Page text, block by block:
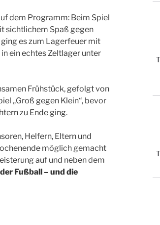
dem Programm: Beim Spiel
sichtlichem Spaß gegen
ging es zum Lagerfeuer mit
ein echtes Zeltlager unter
Frühstück, gefolgt von
„Groß gegen Klein“, bevor
zu Ende ging.
Helfern, Eltern und
möglich gemacht
auf und neben dem
Fußball – und die